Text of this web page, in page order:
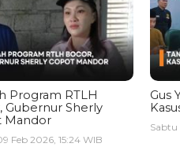
Program RTLH
Gubernur Sherly
Mandor
Feb 2026, 15:24 WIB
Gus
Sabtu